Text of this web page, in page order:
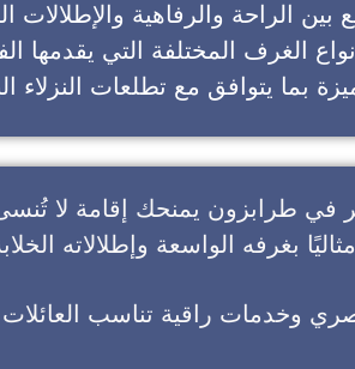
بين الراحة والرفاهية والإطلالات
الغرف المختلفة التي يقدمها
بما يتوافق مع تطلعات النزلاء
في طرابزون يمنحك إقامة لا
بغرفه الواسعة وإطلالاته
وخدمات راقية تناسب العائلات